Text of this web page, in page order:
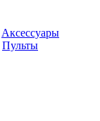
Аксессуары
Пульты